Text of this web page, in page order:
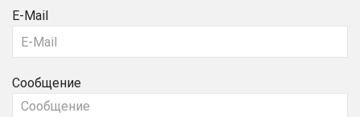
E-Mail
Сообщение